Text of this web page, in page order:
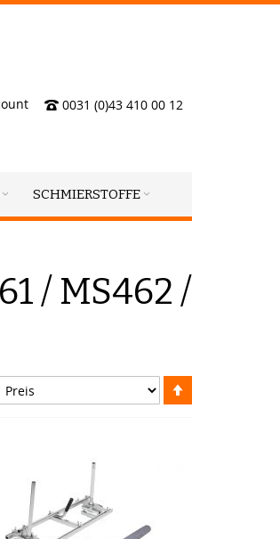
0031 (0)43 410 00 12
SCHMIERSTOFFE
/ MS462 /
sortieren